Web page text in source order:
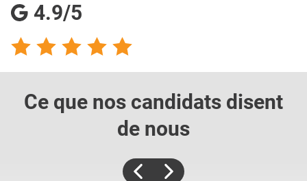
4.9/5
Ce que nos candidats disent
de nous